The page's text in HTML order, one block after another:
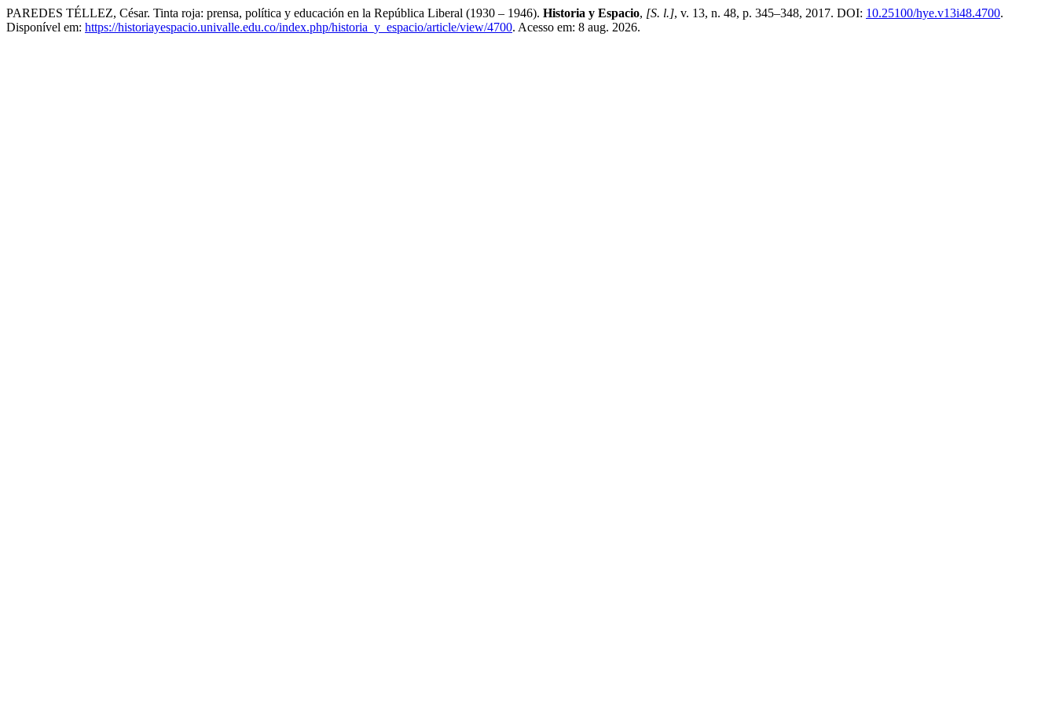
PAREDES TÉLLEZ, César. Tinta roja: prensa, política y educación en la República Liberal (1930 – 1946). Historia y Espacio, [S. l.], v. 13, n. 48, p. 345–348, 2017. DOI: 10.25100/hye.v13i48.4700.
Disponível em: https://historiayespacio.univalle.edu.co/index.php/historia_y_espacio/article/view/4700. Acesso em: 8 aug. 2026.